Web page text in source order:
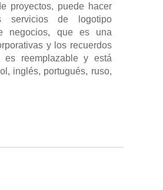
proyectos, puede hacer
servicios de logotipo
negocios, que es una
y los recuerdos
reemplazable y está
inglés, portugués, ruso,